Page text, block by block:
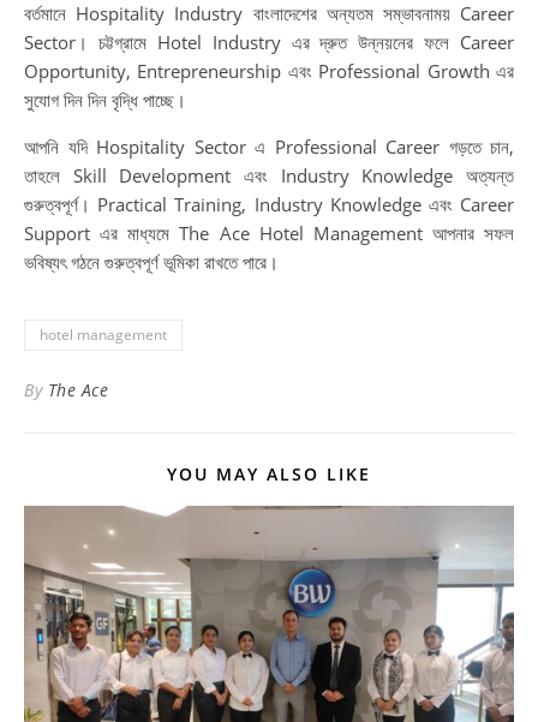
বর্তমানে Hospitality Industry বাংলাদেশের অন্যতম সম্ভাবনাময় Career
Sector। চট্টগ্রামে Hotel Industry এর দ্রুত উন্নয়নের ফলে Career
Opportunity, Entrepreneurship এবং Professional Growth এর
সুযোগ দিন দিন বৃদ্ধি পাচ্ছে।
আপনি যদি Hospitality Sector এ Professional Career গড়তে চান,
তাহলে Skill Development এবং Industry Knowledge অত্যন্ত
গুরুত্বপূর্ণ। Practical Training, Industry Knowledge এবং Career
Support এর মাধ্যমে The Ace Hotel Management আপনার সফল
ভবিষ্যৎ গঠনে গুরুত্বপূর্ণ ভূমিকা রাখতে পারে।
hotel management
By The Ace
YOU MAY ALSO LIKE